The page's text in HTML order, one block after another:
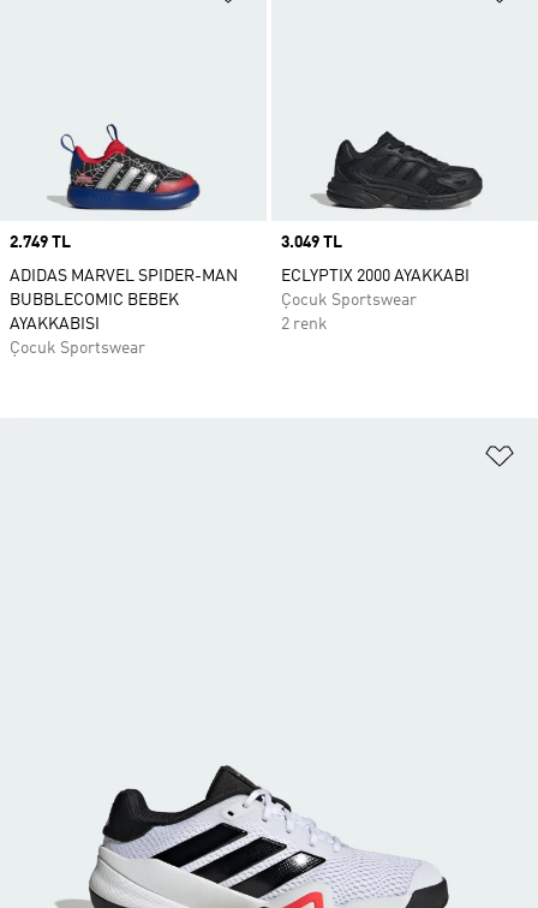
Price
2.749 TL
ADIDAS MARVEL SPIDER-MAN
BUBBLECOMIC BEBEK
AYAKKABISI
Çocuk Sportswear
Price
3.049 TL
ECLYPTIX 2000 AYAKKABI
Çocuk Sportswear
2 renk